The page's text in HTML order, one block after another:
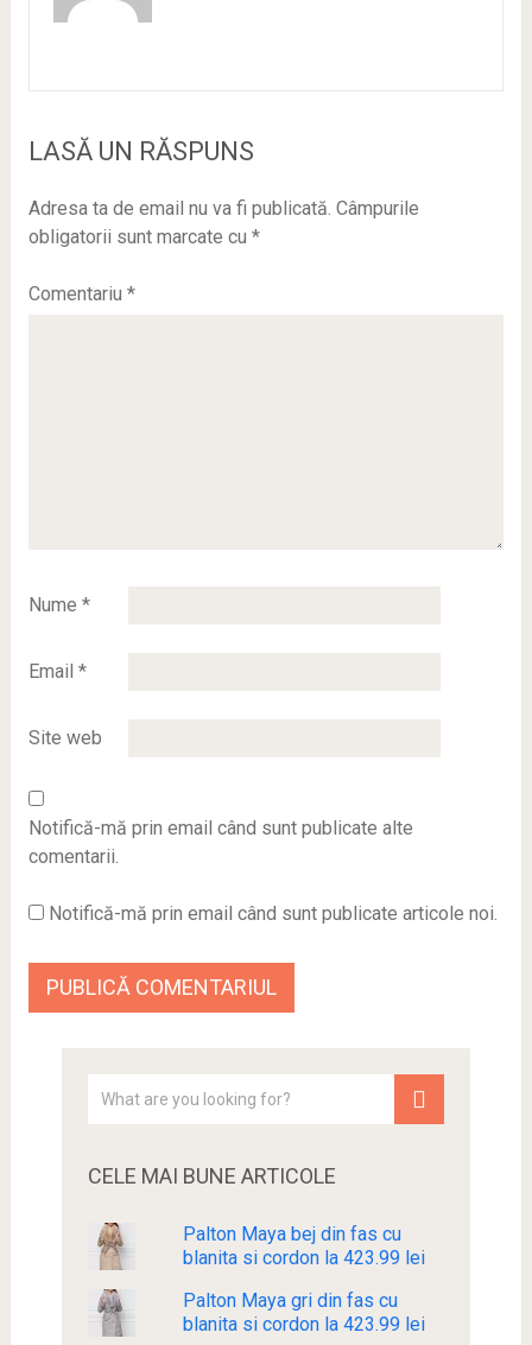
LASĂ UN RĂSPUNS
Adresa ta de email nu va fi publicată. Câmpurile
obligatorii sunt marcate cu *
Comentariu *
Nume *
Email *
Site web
Notifică-mă prin email când sunt publicate alte
comentarii.
Notifică-mă prin email când sunt publicate articole noi.
CELE MAI BUNE ARTICOLE
Palton Maya bej din fas cu
blanita si cordon la 423.99 lei
Palton Maya gri din fas cu
blanita si cordon la 423.99 lei